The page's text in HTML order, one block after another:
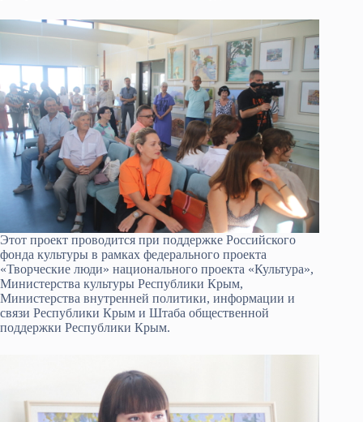
Этот проект проводится при поддержке Российского
фонда культуры в рамках федерального проекта
«Творческие люди» национального проекта «Культура»,
Министерства культуры Республики Крым,
Министерства внутренней политики, информации и
связи Республики Крым и Штаба общественной
поддержки Республики Крым.